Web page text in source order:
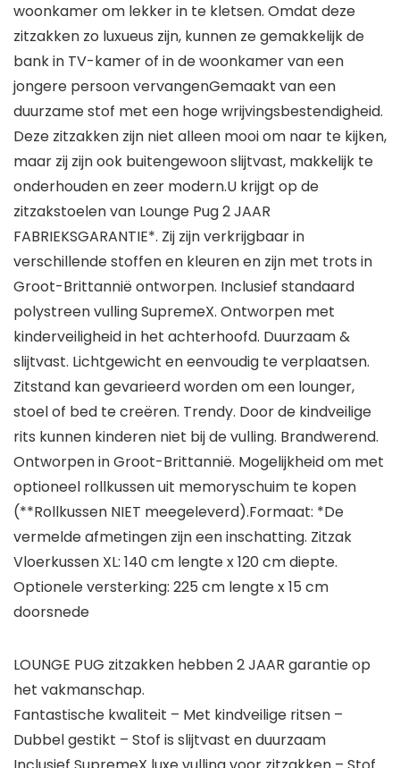
woonkamer om lekker in te kletsen. Omdat deze
zitzakken zo luxueus zijn, kunnen ze gemakkelijk de
bank in TV-kamer of in de woonkamer van een
jongere persoon vervangenGemaakt van een
duurzame stof met een hoge wrijvingsbestendigheid.
Deze zitzakken zijn niet alleen mooi om naar te kijken,
maar zij zijn ook buitengewoon slijtvast, makkelijk te
onderhouden en zeer modern.U krijgt op de
zitzakstoelen van Lounge Pug 2 JAAR
FABRIEKSGARANTIE*. Zij zijn verkrijgbaar in
verschillende stoffen en kleuren en zijn met trots in
Groot-Brittannië ontworpen. Inclusief standaard
polystreen vulling SupremeX. Ontworpen met
kinderveiligheid in het achterhoofd. Duurzaam &
slijtvast. Lichtgewicht en eenvoudig te verplaatsen.
Zitstand kan gevarieerd worden om een lounger,
stoel of bed te creëren. Trendy. Door de kindveilige
rits kunnen kinderen niet bij de vulling. Brandwerend.
Ontworpen in Groot-Brittannië. Mogelijkheid om met
optioneel rollkussen uit memoryschuim te kopen
(**Rollkussen NIET meegeleverd).Formaat: *De
vermelde afmetingen zijn een inschatting. Zitzak
Vloerkussen XL: 140 cm lengte x 120 cm diepte.
Optionele versterking: 225 cm lengte x 15 cm
doorsnede
LOUNGE PUG zitzakken hebben 2 JAAR garantie op
het vakmanschap.
Fantastische kwaliteit – Met kindveilige ritsen –
Dubbel gestikt – Stof is slijtvast en duurzaam